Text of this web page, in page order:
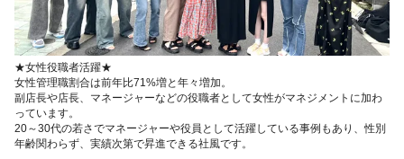
★女性役職者活躍★
女性管理職割合は前年比71%増と年々増加。
副店長や店長、マネージャーなどの役職者として女性がマネジメントに加わ
っています。
20～30代の若さでマネージャーや役員として活躍している事例もあり、性別
年齢関わらず、実績次第で昇進できる社風です。